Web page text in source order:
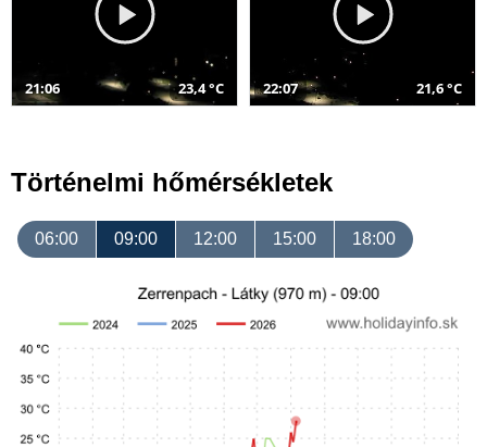
21:06 23,4 °C 22:07 21,6 °C
Történelmi hőmérsékletek
06:00 09:00 12:00 15:00 18:00